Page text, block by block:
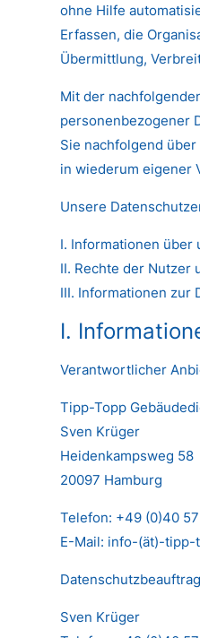
ohne Hilfe
Erfassen, die
Übermittlung,
Mit der
personenbezogener
Sie nachfolgend
in wiederum eigener
Unsere
I. Informationen über
II. Rechte der Nutzer
III. Informationen zur
I.
Verantwortlicher
Tipp-Topp
Sven Krüger
Heidenkampsweg 58
20097 Hamburg
Telefon: +49 (0)40
E-Mail: info-(ät)-
Sven Krüger